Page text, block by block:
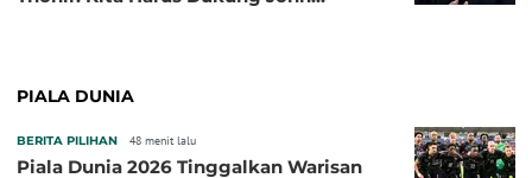
PIALA DUNIA
BERITA PILIHAN 48 menit lalu
Piala Dunia 2026 Tinggalkan Warisan